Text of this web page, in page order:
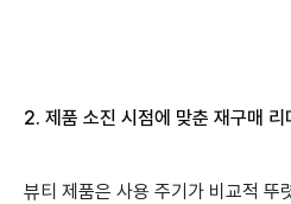
2. 제품 소진 시점에 맞춘 재구매 리
뷰티 제품은 사용 주기가 비교적 뚜